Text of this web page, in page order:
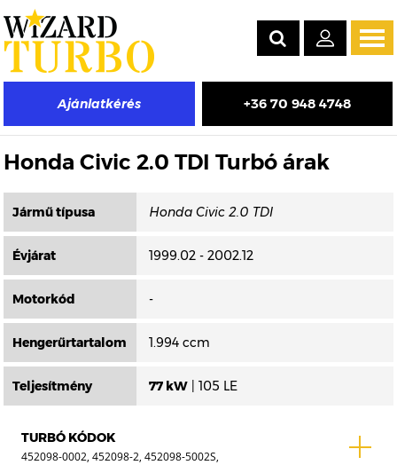
Ajánlatkérés +36 70 948 4748
Másik típus választása
Honda Civic 2.0 TDI Turbó árak
Jármű típusa
Évjárat 1999.02 - 2002.12
Motorkód -
Hengerűrtartalom 1.994 ccm
Teljesítmény 77 kW | 105 LE
TURBÓ KÓDOK
452098-0002, 452098-2, 452098-5002S,